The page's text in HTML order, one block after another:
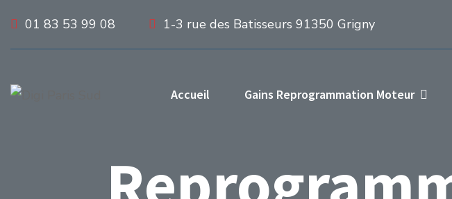
01 83 53 99 08 1-3 rue des Batisseurs 91350 Grigny
Accueil Gains Reprogrammation Moteur